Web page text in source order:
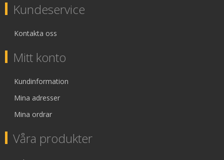
Kundeservice
Kontakta oss
Mitt konto
Kundinformation
Mina adresser
Mina ordrar
Våra produkter